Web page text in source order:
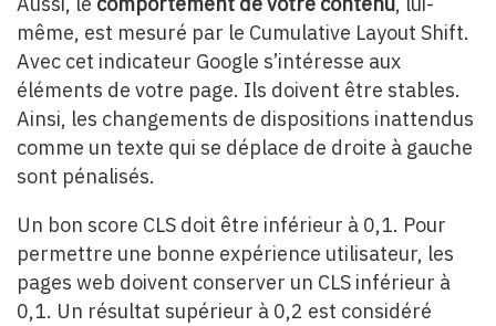
même, est mesuré par le Cumulative Layout Shift.
Avec cet indicateur Google s’intéresse aux
éléments de votre page. Ils doivent être stables.
Ainsi, les changements de dispositions inattendus
comme un texte qui se déplace de droite à gauche
sont pénalisés.
Un bon score CLS doit être inférieur à 0,1. Pour
permettre une bonne expérience utilisateur, les
pages web doivent conserver un CLS inférieur à
0,1. Un résultat supérieur à 0,2 est considéré